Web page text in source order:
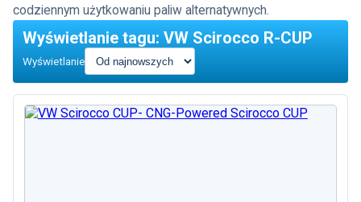
codziennym użytkowaniu paliw alternatywnych.
Wyświetlanie tagu: VW Scirocco R-CUP
Wyświetlanie